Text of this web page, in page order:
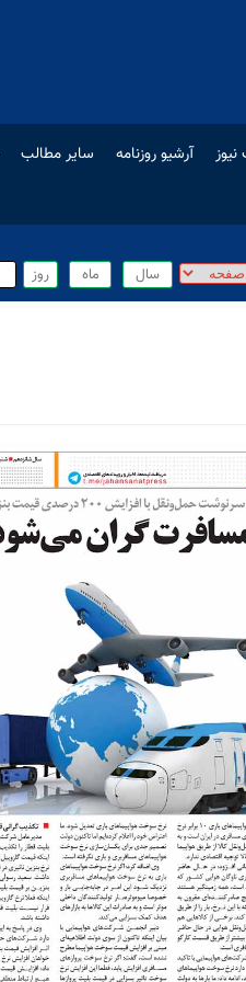
آرشیو روزنامه سایر مطالب